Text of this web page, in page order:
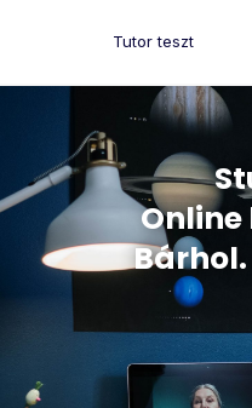
Tutor teszt
Online